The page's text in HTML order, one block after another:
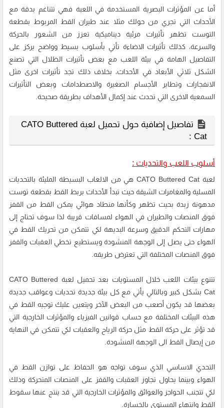
أما عن المؤثرات البصرية المستخدمة في اللعبة فهي تتناغم بدقة مع
الأحداث التي تجري من حولك مثلا عند طيران القط المربوط بقطعة
التوست تظهر تأثيرات مرئية ديناميكية تعزز من الشعور بالحركة
والسرعة، كذلك تأثيرات الاضاءة تأتي بأسلوب بسيط وواضح يركز على
التفاصيل الهامة في بيئة اللعب مع بعض تأثيرات الظلال التي تصنع
الشكل ثلاثي الأبعاد في الأحداث، بخلاف ذلك تجد تأثيرات اخرى مثل
الانفجارات وتطاير الأجسام الصغيرة والاصطدامات وبعض التأثيرات
السمعية الاخرى التي تحدث عند إكمال الأهداف بطريقة صحيحة.
تفاصيل إضافية حول تحميل لعبة CATO Buttered
Cat :
أسلوب اللعب والتحديات :
لعبة CATO Buttered Cat هي من الالعاب البسيطة المليئة بالتحديات
المسلية والمغامرات الشيقة حيث تبدأ الأحداث بربط القط بقطعة توست
مدهونة زبدة بحيث تظهر وكأنها منطاد هوائي يمكن القط من القفز
فوق المنصات والطيران في الهواء لمسافات قريبة لذا سوف تحتاج إلى
مهارات التحكم الدقيق وسرعة البديهة لكي تتمكن من تحريك القط في
الهواء حتى يصل إلى الوجهة المنشودة ويستطيع تخطي العقبات والقفز
فوق المنصات المختلفة التي تعترض طريقه.
تتنوع بيئات اللعب خلال المستويات بعد تحميل لعبة CATO Buttered
Cat بشكل كبير وبالتالي يأتي مع كل بيئة جديدة تحديات وعواقب جديدة
بعضها قد يكون أصعب من البعض الآخر ويتعين عليك توجيه القط في
هذه البيئات المختلفة مع حساب قوانين الفيزياء والمؤثرات الخارجية التي
قد تؤثر على حركة القط مثل حركة الرياح والعقبات لكي تتمكن في النهاية
من إيصال القط الى الوجهة المنشودة.
التحدي الاساسي الذي سوف تواجه هو الحفاظ على توازن القط في
الهواء وبينما يحاول تجاوز العقبات والقفز على المنصات المتحركة وذلك
لكي تتجنب الحواجز والعوائق والمؤثرات الخارجية التي قد ينتج عنها سقوط
القط وانتهاء المستوى بالخسارة.